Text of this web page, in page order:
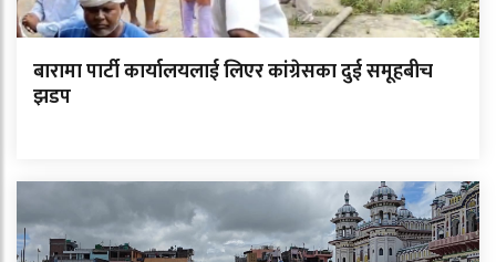
बारामा पार्टी कार्यालयलाई लिएर कांग्रेसका दुई समूहबीच
झडप